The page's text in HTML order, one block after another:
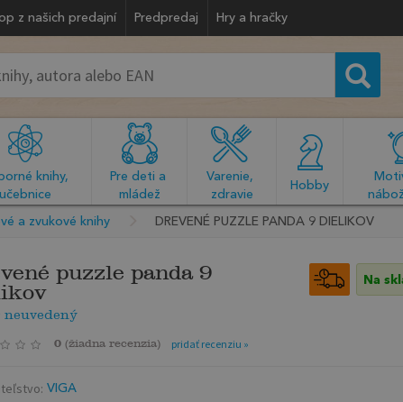
z našich predajní Predpredaj Hry a hračky
knihy,
učebnice
Pre deti a
mládež
Varenie,
zdravie
Hobby
a zvukové knihy DREVENÉ PUZZLE PANDA 9 DIELIKOV
puzzle panda 9
neuvedený
Na
0 (žiadna recenzia) pridať recenziu »
VIGA